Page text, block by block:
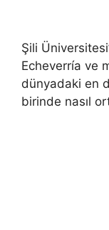
Şili
Echeverría ve
dünyadaki en
birinde nasıl